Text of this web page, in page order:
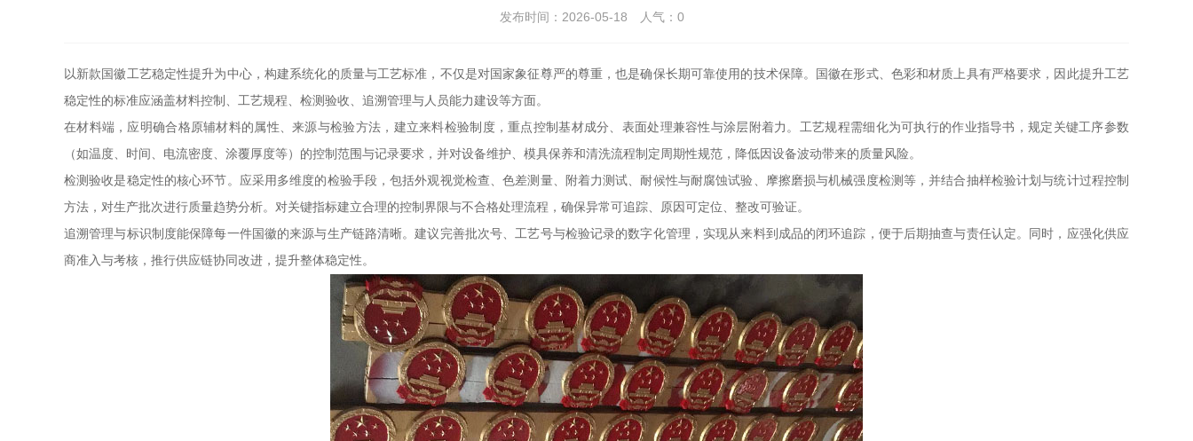
发布时间：2026-05-18 人气： 0
以新款国徽工艺稳定性提升为中心，构建系统化的质量与工艺标准，不仅是对国家象征尊严的尊重，也是确保长期可靠使用的技术保障。国徽在形式、色彩和材质上具有严格要求，因此提升工艺
稳定性的标准应涵盖材料控制、工艺规程、检测验收、追溯管理与人员能力建设等方面。
在材料端，应明确合格原辅材料的属性、来源与检验方法，建立来料检验制度，重点控制基材成分、表面处理兼容性与涂层附着力。工艺规程需细化为可执行的作业指导书，规定关键工序参数
（如温度、时间、电流密度、涂覆厚度等）的控制范围与记录要求，并对设备维护、模具保养和清洗流程制定周期性规范，降低因设备波动带来的质量风险。
检测验收是稳定性的核心环节。应采用多维度的检验手段，包括外观视觉检查、色差测量、附着力测试、耐候性与耐腐蚀试验、摩擦磨损与机械强度检测等，并结合抽样检验计划与统计过程控制
方法，对生产批次进行质量趋势分析。对关键指标建立合理的控制界限与不合格处理流程，确保异常可追踪、原因可定位、整改可验证。
追溯管理与标识制度能保障每一件国徽的来源与生产链路清晰。建议完善批次号、工艺号与检验记录的数字化管理，实现从来料到成品的闭环追踪，便于后期抽查与责任认定。同时，应强化供应
商准入与考核，推行供应链协同改进，提升整体稳定性。